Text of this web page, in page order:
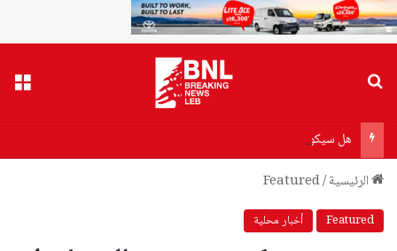
هل سيكون هناك أزمة بنزين أو مازوت؟
الرئيسية/
Featured
Featured أخبار محلية